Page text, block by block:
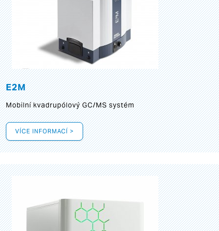
E2M
Mobilní kvadrupólový GC/MS systém
VÍCE INFORMACÍ >